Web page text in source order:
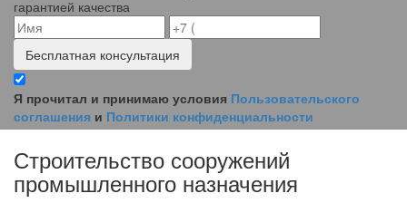
гарантией качества
Бесплатная консультация
Я прочитал и принимаю условия Пользовательского
соглашения и Политики конфиденциальности
Строительство сооружений
промышленного назначения